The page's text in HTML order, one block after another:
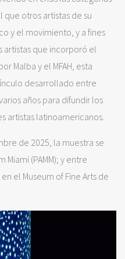
que otros artistas de su
y el movimiento, y a fines
artistas que incorporó el
Malba y el MFAH, esta
desarrollado entre
años para difundir los
artistas latinoamericanos.
de 2025, la muestra se
Miami (PAMM); y entre
el Museum of Fine Arts de